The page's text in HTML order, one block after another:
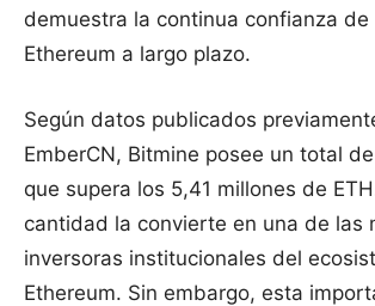
demuestra la continua confianza de
Ethereum a largo plazo.
Según datos publicados
EmberCN, Bitmine posee un total
que supera los 5,41 millones de
cantidad la convierte en una de las
inversoras institucionales del
Ethereum. Sin embargo, esta